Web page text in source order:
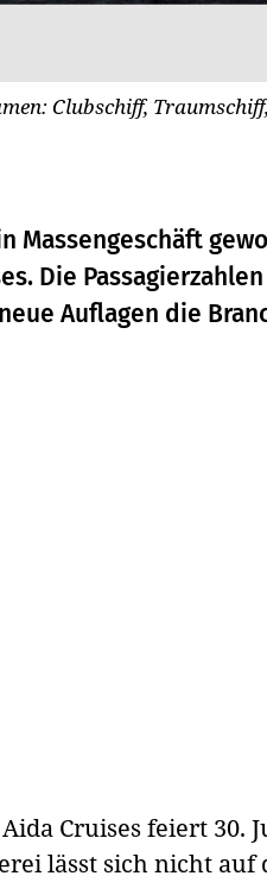
Clubschiff,
Massengeschäft
Die
Auflagen die
Cruises feiert 30.
lässt sich nicht auf